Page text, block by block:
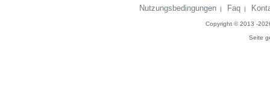
Nutzungsbedingungen | Faq |
Copyright © 2013 -
Seite